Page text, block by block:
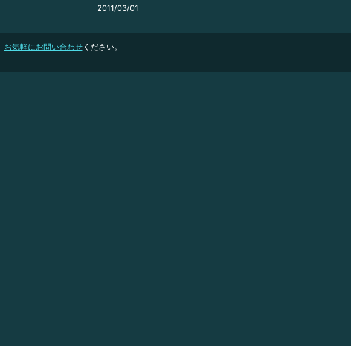
2011/03/01
お気軽にお問い合わせください。